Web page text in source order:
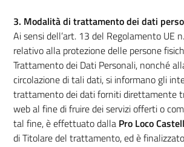
3. Modalità di trattamento dei dati
Ai sensi dell’art. 13 del Regolamento UE
relativo alla protezione delle persone
Trattamento dei Dati Personali, nonché
circolazione di tali dati, si informano gli
trattamento dei dati forniti direttamente
web al fine di fruire dei servizi offerti o
tal fine, è effettuato dalla Pro Loco
di Titolare del trattamento, ed è